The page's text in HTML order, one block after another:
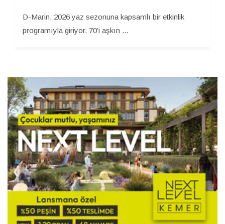
D-Marin, 2026 yaz sezonuna kapsamlı bir etkinlik
programıyla giriyor. 70’i aşkın ...